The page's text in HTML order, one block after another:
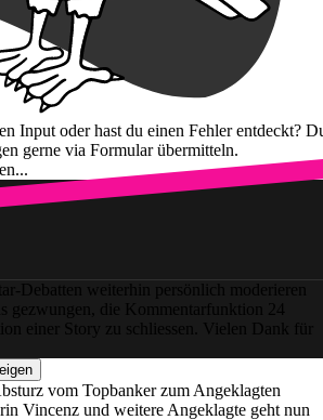
Input oder hast du einen Fehler entdeckt?
gerne via Formular übermitteln.
Debatten weiterhin persönlich moderieren
gezwungen, die Kommentarfunktion 24
einer Story zu schliessen. Vielen Dank für
vom Topbanker zum Angeklagten
Vincenz und weitere Angeklagte geht nun